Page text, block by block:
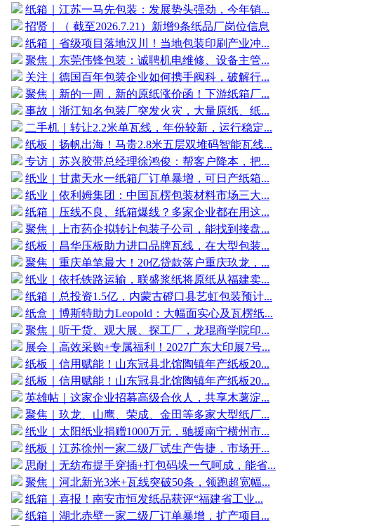
纸箱｜江苏一马先包装：发展势头强劲，今年销...
招贤｜（ 截至2026.7.21）新增9条纸品厂岗位信息
纸箱｜省级项目落地汉川！当地包装印刷产业冲...
聚焦｜东莞伟锋包装：诚聘机电维修、设备主管...
关注｜德国百年包装企业如何携手阀科，破解行...
聚焦｜新的一周，新的原纸涨价函！下游纸箱厂...
事故｜浙江知名包装厂突发火灾，大量原纸、纸...
二手机｜转让2.2米单瓦线，年份较新，运行稳定...
纸板｜扬帆出海！马贵2.8米五层双堆码智能瓦线...
专访｜苏兴胶带总经理徐鸿俊：帮客户降本，把...
纸业｜甘肃天水一纸箱厂订单暴增，可日产纸箱...
纸业｜依利姆集团：中国瓦楞包装材料市场三大...
纸箱｜压线不良、纸箱爆线？多家企业都在用这...
聚焦｜上市药企拟转让包装子公司，能找到接盘...
纸板｜昌华压板助力进口品牌瓦线，在大型包装...
聚焦｜重庆单笔最大！20亿贷款落户重庆玖龙，...
纸业｜依托铁路运输，联盛浆纸将原纸从福建卖...
纸箱｜总投资1.5亿，内蒙古磴口县艺虹包装预计...
纸盒｜博斯特助力Leopold：大幅面实心及瓦楞纸...
聚焦｜听干货、观大展、探工厂，龙琨商学院印...
展会｜高效采购+专属福利！2027广东大印展7号...
纸板｜信用赋能！山东冠县北馆陶镇年产纸板20...
纸板｜信用赋能！山东冠县北馆陶镇年产纸板20...
英雄帖｜这家企业招募高级合伙人，共享木薯淀...
聚焦｜玖龙、山鹰、荣成、金田等多家大型纸厂...
纸业｜太阳纸业捐赠1000万元，驰援南宁横州市...
纸板｜江苏徐州一家二级厂试生产告捷，市场开...
思耐｜无纺布提手穿插+打包码垛一气呵成，能省...
聚焦｜河北新光3米+瓦线突破50条，领跑超宽幅...
纸箱｜喜报！南安市恒发纸品获评“福建省工业...
纸箱｜湖北赤壁一家二级厂订单暴增，扩产项目...